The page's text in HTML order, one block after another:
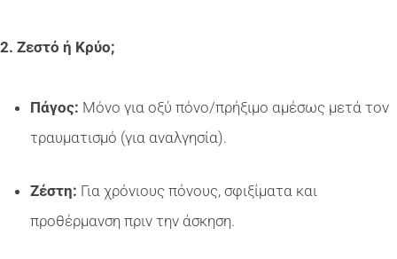
2. Ζεστό ή Κρύο;
Πάγος: Μόνο για οξύ πόνο/πρήξιμο αμέσως μετά τον
τραυματισμό (για αναλγησία).
Ζέστη: Για χρόνιους πόνους, σφιξίματα και
προθέρμανση πριν την άσκηση.